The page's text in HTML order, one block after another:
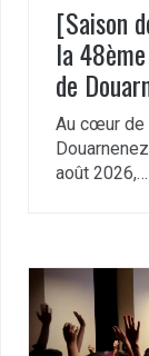
[Saison
la
de
Au cœur de
août 2026,…